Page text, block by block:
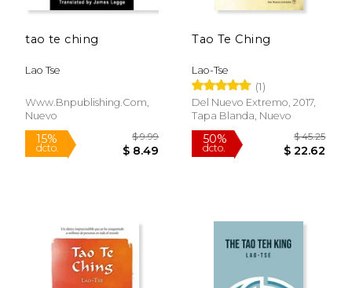
12%
dcto.
$ 8.95
$ 7.89
15%
dcto.
$
$
tao te ching
Lao Tse
Www.bnpublishing.com,
Nuevo
Tao Te Ching
Lao-Tse
(1)
Del Nuevo Extremo, 2017,
Tapa Blanda, Nuevo